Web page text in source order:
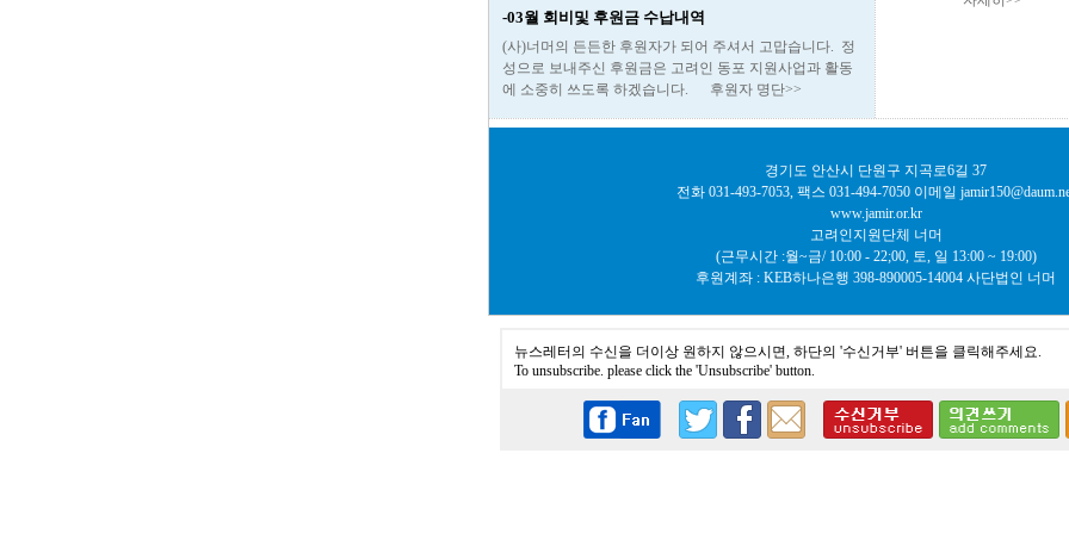
-03월 회비및 후원금 수납내역
(사)너머의 든든한 후원자가 되어 주셔서 고맙습니다. 정
성으로 보내주신 후원금은 고려인 동포 지원사업과 활동
에 소중히 쓰도록 하겠습니다. 후원자 명단>>
경기도 안산시 단원구 지곡로6길 37
전화 031-493-7053, 팩스 031-494-7050 이메일
www.jamir.or.kr
고려인지원단체 너머
(근무시간 :월~금/ 10:00 - 22;00, 토, 일 13:00 ~ 19:00)
후원계좌 : KEB하나은행 398-890005-14004 사단법인 너머
뉴스레터의 수신을 더이상 원하지 않으시면, 하단의 '수신거부' 버튼을 클릭해주세요.
To unsubscribe. please click the 'Unsubscribe' button.